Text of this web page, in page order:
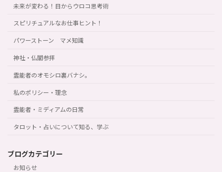
未来が変わる！目からウロコ思考術
スピリチュアルなお仕事ヒント！
パワーストーン マメ知識
神社・仏閣参拝
霊能者のオモシロ裏バナシ。
私のポリシー・理念
霊能者・ミディアムの日常
タロット・占いについて知る、学ぶ
ブログカテゴリー
お知らせ